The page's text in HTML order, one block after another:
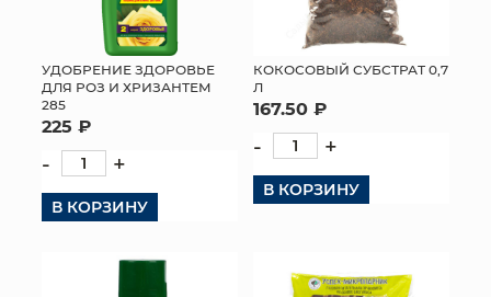
УДОБРЕНИЕ ЗДОРОВЬЕ
ДЛЯ РОЗ И ХРИЗАНТЕМ
285
225 ₽
- +
В КОРЗИНУ
КОКОСОВЫЙ СУБСТРАТ 0,7
Л
167.50 ₽
- +
В КОРЗИНУ